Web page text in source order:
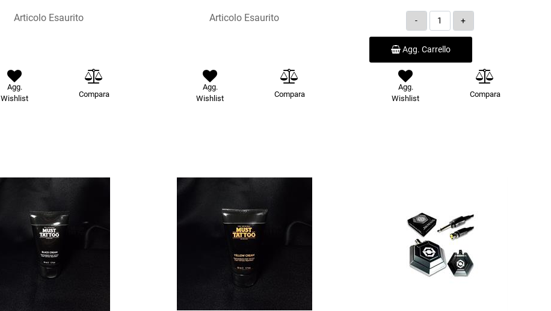
Articolo Esaurito
Agg.
Wishlist
Compara
Articolo Esaurito
Agg.
Wishlist
Compara
Quantità
Agg. Carrello
Agg.
Wishlist
Compara